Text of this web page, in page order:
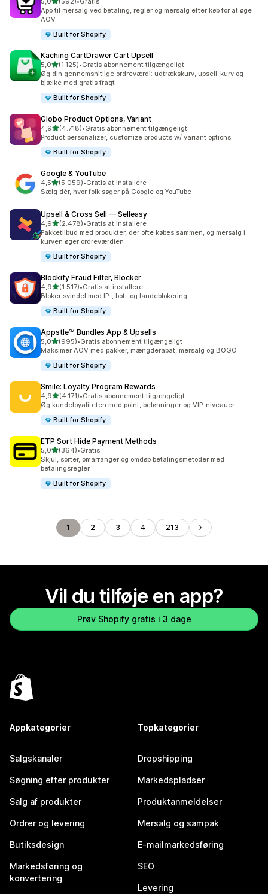
592 anmeldelser i alt
App til mersalg ved betaling, regler og mersalg efter køb for at øge
AOV
Built for Shopify
Kaching CartDrawer Cart Upsell
5,0ud af 5 stjerner
(1.125)
1125 anmeldelser i alt
•Gratis abonnement tilgængeligt
Øg din gennemsnitlige ordreværdi: udtrækskurv, upsell-kurv og
bjælke med gratis fragt
Built for Shopify
Globo Product Options, Variant
4,9ud af 5 stjerner
(4.718)
4718 anmeldelser i alt
•Gratis abonnement tilgængeligt
Product personalizer, customize products w/ variant options
Built for Shopify
Google & YouTube
4,5ud af 5 stjerner
(5.059)
5059 anmeldelser i alt
•Gratis at installere
Sælg dér, hvor folk søger på Google og YouTube
Upsell & Cross Sell — Selleasy
4,9ud af 5 stjerner
(2.478)
2478 anmeldelser i alt
•Gratis at installere
Pakketilbud med produkter, der ofte købes sammen, og mersalg i
kurven øger ordreværdien
Built for Shopify
Blockify Fraud Filter, Blocker
4,9ud af 5 stjerner
(1.517)
1517 anmeldelser i alt
•Gratis at installere
Bloker svindel med IP-, bot- og landeblokering
Built for Shopify
Appstle℠ Bundles App & Upsells
5,0ud af 5 stjerner
(995)
995 anmeldelser i alt
•Gratis abonnement tilgængeligt
Maksimer AOV med pakker, mængderabat, mersalg og BOGO
Built for Shopify
Smile: Loyalty Program Rewards
4,9ud af 5 stjerner
(4.171)
4171 anmeldelser i alt
•Gratis abonnement tilgængeligt
Øg kundeloyaliteten med point, belønninger og VIP-niveauer
Built for Shopify
ETP Sort Hide Payment Methods
5,0ud af 5 stjerner
(364)
364 anmeldelser i alt
•Gratis
Skjul, sortér, omarranger og omdøb betalingsmetoder med
betalingsregler
Built for Shopify
1 2 3 4 213
Vil du tilføje en app?
Prøv Shopify gratis i 3 dage
Appkategorier
Salgskanaler
Søgning efter produkter
Salg af produkter
Ordrer og levering
Butiksdesign
Markedsføring og
konvertering
Topkategorier
Dropshipping
Markedspladser
Produktanmeldelser
Mersalg og sampak
E-mailmarkedsføring
SEO
Levering